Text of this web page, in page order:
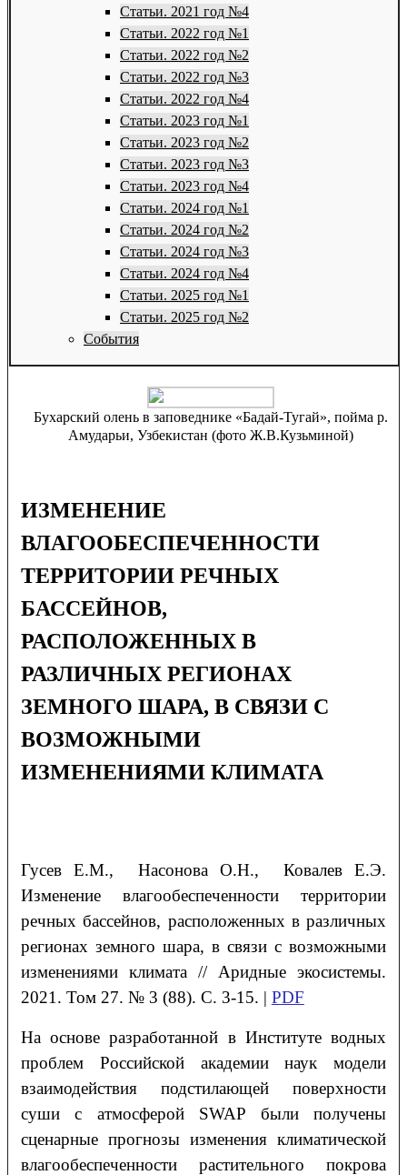
Статьи. 2021 год №4
Статьи. 2022 год №1
Статьи. 2022 год №2
Статьи. 2022 год №3
Статьи. 2022 год №4
Статьи. 2023 год №1
Статьи. 2023 год №2
Статьи. 2023 год №3
Статьи. 2023 год №4
Статьи. 2024 год №1
Статьи. 2024 год №2
Статьи. 2024 год №3
Статьи. 2024 год №4
Статьи. 2025 год №1
Статьи. 2025 год №2
События
Бухарский олень в заповеднике «Бадай-Тугай», пойма р.
Амударьи, Узбекистан (фото Ж.В.Кузьминой)
ИЗМЕНЕНИЕ
ВЛАГООБЕСПЕЧЕННОСТИ
ТЕРРИТОРИИ РЕЧНЫХ
БАССЕЙНОВ,
РАСПОЛОЖЕННЫХ В
РАЗЛИЧНЫХ РЕГИОНАХ
ЗЕМНОГО ШАРА, В СВЯЗИ С
ВОЗМОЖНЫМИ
ИЗМЕНЕНИЯМИ КЛИМАТА
ГусевЕ.М., НасоноваО.Н., КовалевЕ.Э.
Изменение влагообеспеченности территории
речных бассейнов, расположенных в различных
регионах земного шара, в связи с возможными
изменениями климата // Аридные экосистемы.
2021. Том 27. № 3 (88). С. 3-15. | PDF
На основе разработанной в Институте водных
проблем Российской академии наук модели
взаимодействия подстилающей поверхности
суши с атмосферой SWAP были получены
сценарные прогнозы изменения климатической
влагообеспеченности растительного покрова